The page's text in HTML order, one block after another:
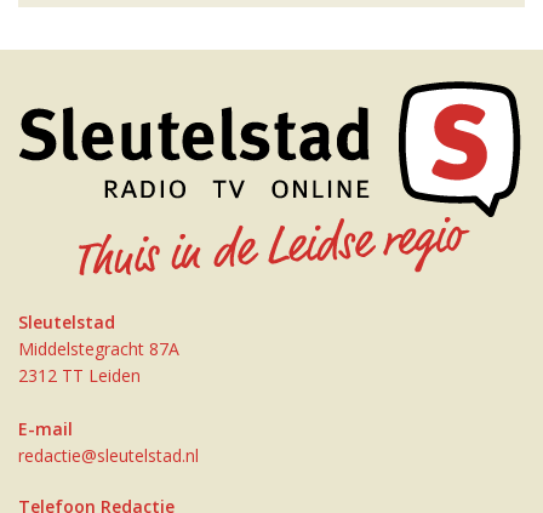
Sleutelstad
Middelstegracht 87A
2312 TT Leiden
E-mail
redactie@sleutelstad.nl
Telefoon Redactie